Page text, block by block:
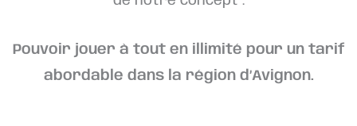
Pouvoir jouer à tout en illimité pour un tarif
abordable d ans la région d’Avignon.